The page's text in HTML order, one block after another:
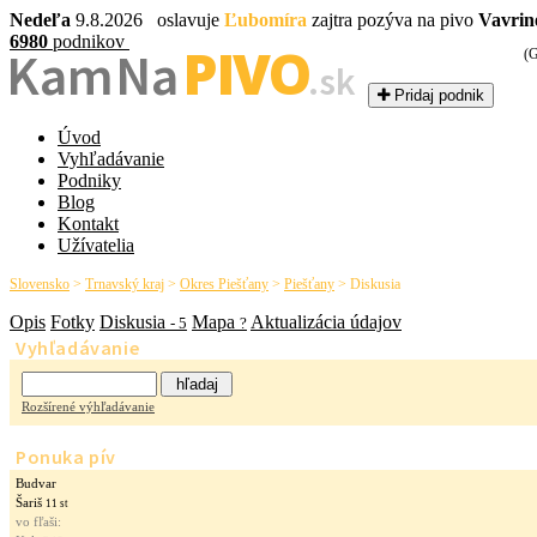
Nedeľa 9.8.2026 oslavuje Ľubomíra zajtra pozýva na pivo
6980 podnikov
Kam NaPIVO.sk Pridaj podnik
Úvod
Vyhľadávanie
Podniky
Blog
Kontakt
Užívatelia
Slovensko > Trnavský kraj > Okres Piešťany > Piešťany > Diskusia
Opis Fotky Diskusia - 5 Mapa ? Aktualizácia údajov
Vyhľadávanie
Rozšírené výhľadávanie
Ponuka pív
Budvar
Šariš 11 st
vo fľaši: